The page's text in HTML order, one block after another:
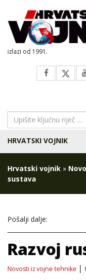
izlazi od 1991.
HRVATSKI VOJNIK
Hrvatski vojnik »
sustava
Pošalji dalje:
Razvoj
Novosti iz vojne tehnike